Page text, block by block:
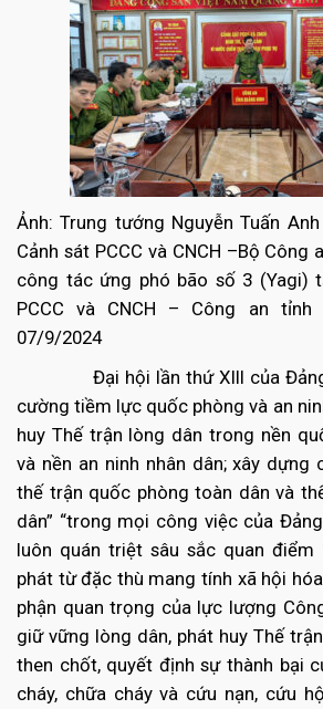
Ảnh: Trung tướng Nguyễn Tuấn
Cảnh sát PCCC và CNCH –Bộ Công
công tác ứng phó bão số 3 (Yagi)
PCCC và CNCH – Công an tỉnh
07/9/2024
Đại hội lần thứ XIII của Đảng
cường tiềm lực quốc phòng và an
huy Thế trận lòng dân trong nền
và nền an ninh nhân dân; xây dựng
thế trận quốc phòng toàn dân và
dân” “trong mọi công việc của
luôn quán triệt sâu sắc quan điểm
phát từ đặc thù mang tính xã hội
phận quan trọng của lực lượng
giữ vững lòng dân, phát huy Thế
then chốt, quyết định sự thành bại
cháy, chữa cháy và cứu nạn, cứu